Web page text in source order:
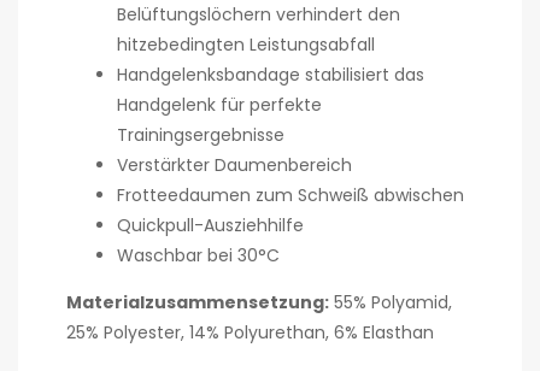
Belüftungslöchern verhindert den
hitzebedingten Leistungsabfall
Handgelenksbandage stabilisiert das
Handgelenk für perfekte
Trainingsergebnisse
Verstärkter Daumenbereich
Frotteedaumen zum Schweiß abwischen
Quickpull-Ausziehhilfe
Waschbar bei 30°C
Materialzusammensetzung: 55% Polyamid,
25% Polyester, 14% Polyurethan, 6% Elasthan